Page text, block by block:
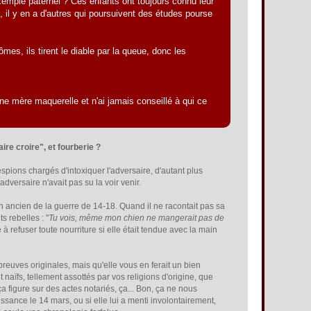
il y en a d'autres qui poursuivent des études pourse
ils tirent le diable par la queue, donc les
mère maquerelle et n'ai jamais conseillé à qui ce
croire", et fourberie ?
chargés d'intoxiquer l'adversaire, d'autant plus
n'avait pas su la voir venir.
de la guerre de 14-18. Quand il ne racontait pas sa
rebelles : "Tu vois, même mon chien ne mangerait pas de
refuser toute nourriture si elle était tendue avec la main
originales, mais qu'elle vous en ferait un bien
tellement assottés par vos religions d'origine, que
figure sur des actes notariés, ça... Bon, ça ne nous
le 14 mars, ou si elle lui a menti involontairement,